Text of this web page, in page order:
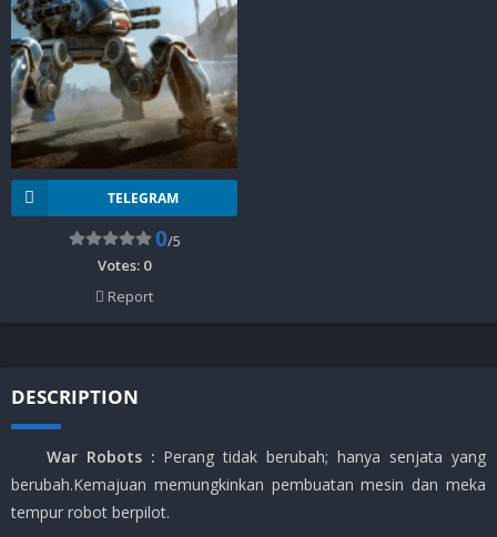
TELEGRAM
0/5
Votes: 0
Report
DESCRIPTION
War Robots : Perang tidak berubah; hanya senjata yang
berubah.Kemajuan memungkinkan pembuatan mesin dan meka
tempur robot berpilot.